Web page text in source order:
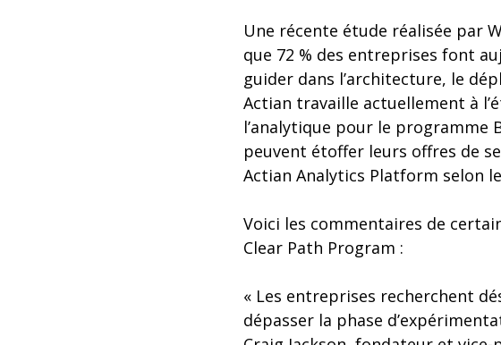
Une récente étude réalisée par
que 72 % des entreprises font
guider dans l’architecture, le
Actian travaille actuellement à
l’analytique pour le programme
peuvent étoffer leurs offres de
Actian Analytics Platform selon
Voici les commentaires de
Clear Path Program :
« Les entreprises recherchent
dépasser la phase